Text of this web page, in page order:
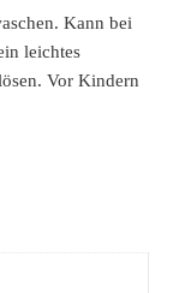
Kann bei
leichtes
Vor Kindern